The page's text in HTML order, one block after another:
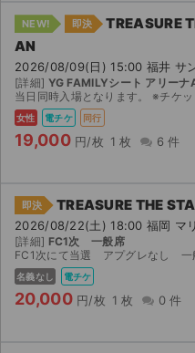
NEW! 即決
TREASURE
AN
2026/08/09(日) 15:00 福井 サ
[詳細] YG FAMILYシート アリー
当日同時入場となります。 ※チケット分配にFC認証が必要なため加入をお願い致します。当日待ち合
女性 電チケ 同行
19,000 円/枚 1 枚 6 件
即決 TREASURE THE
2026/08/22(土) 18:00 福岡 マ
[詳細] FC1次 一般席
FC1次にて当選 アプグレなし 一般席 子チケの為分配にて対応させていただきます。 1番手 重複、
名義なし 電チケ
20,000 円/枚 1 枚 0 件